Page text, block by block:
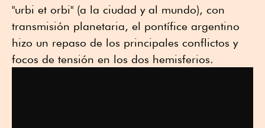
"urbi et orbi" (a la ciudad y al mundo), con
transmisión planetaria, el pontífice argentino
hizo un repaso de los principales conflictos y
focos de tensión en los dos hemisferios.